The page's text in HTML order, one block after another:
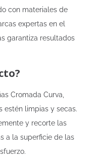
con materiales de
expertas en el
garantiza resultados
Cromada Curva,
estén limpias y secas.
y recorte las
a la superficie de las